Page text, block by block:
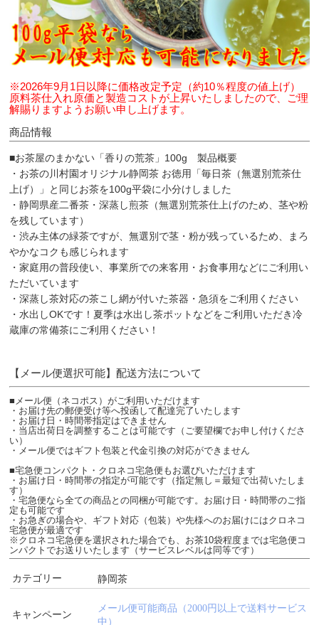
※2026年9月1日以降に価格改定予定（約10％程度の値上げ）
原料茶仕入れ原価と製造コストが上昇いたしましたので、ご理
解賜りますようお願い申し上げます。
商品情報
■お茶屋のまかない「香りの荒茶」100g 製品概要
・お茶の川村園オリジナル静岡茶 お徳用「毎日茶（無選別荒茶仕
上げ）」と同じお茶を100g平袋に小分けしました
・静岡県産二番茶・深蒸し煎茶（無選別荒茶仕上げのため、茎や粉
を残しています）
・渋み主体の緑茶ですが、無選別で茎・粉が残っているため、まろ
やかなコクも感じられます
・家庭用の普段使い、事業所での来客用・お食事用などにご利用い
ただいています
・深蒸し茶対応の茶こし網が付いた茶器・急須をご利用ください
・水出しOKです！夏季は水出し茶ポットなどをご利用いただき冷
蔵庫の常備茶にご利用ください！
【メール便選択可能】配送方法について
■メール便（ネコポス）がご利用いただけます
・お届け先の郵便受け等へ投函して配達完了いたします
・お届け日・時間帯指定はできません
・当店出荷日を調整することは可能です（ご要望欄でお申し付けくださ
い）
・メール便ではギフト包装と代金引換の対応ができません
■宅急便コンパクト・クロネコ宅急便もお選びいただけます
・お届け日・時間帯の指定が可能です（指定無し＝最短で出荷いたしま
す）
・宅急便なら全ての商品との同梱が可能です。お届け日・時間帯のご指
定も可能です
・お急ぎの場合や、ギフト対応（包装）や先様へのお届けにはクロネコ
宅急便が最適です
※クロネコ宅急便を選択された場合でも、お茶10袋程度までは宅急便コ
ンパクトでお送りいたします（サービスレベルは同等です）
カテゴリー 静岡茶
キャンペーン
メール便可能商品（2000円以上で送料サービス
中）